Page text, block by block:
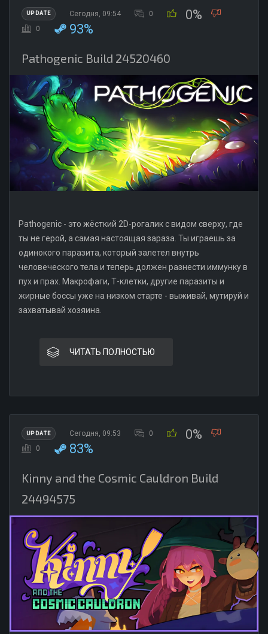
UPDATE Сегодня, 09:54 0 0%
0 93%
Pathogenic Build 24520460
Pathogenic - это жёсткий 2D-рогалик с видом сверху, где
ты не герой, а самая настоящая зараза. Ты играешь за
одинокого паразита, который залетел внутрь
человеческого тела и теперь должен разнести иммунку в
пух и прах. Макрофаги, Т-клетки, другие паразиты и
жирные боссы уже на низком старте - выживай, мутируй и
захватывай хозяина.
ЧИТАТЬ ПОЛНОСТЬЮ
UPDATE Сегодня, 09:53 0 0%
0 83%
Kinny and the Cosmic Cauldron Build
24494575